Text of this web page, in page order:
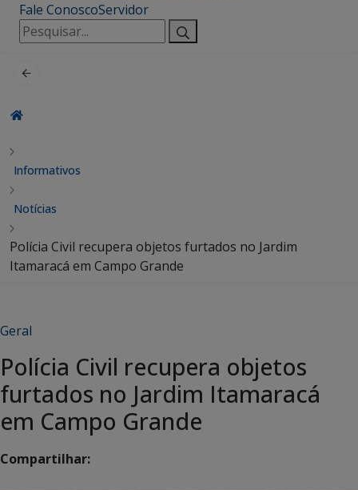
Fale ConoscoServidor
Pesquisar
por:
Informativos
Notícias
Polícia Civil recupera objetos furtados no Jardim
Itamaracá em Campo Grande
Geral
Polícia Civil recupera objetos
furtados no Jardim Itamaracá
em Campo Grande
Compartilhar: